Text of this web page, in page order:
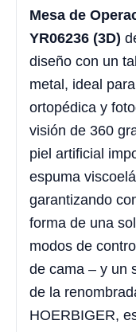
Mesa de
YR06236 (3D)
diseño con un
metal, ideal
ortopédica y
visión de 360
piel artificial
espuma
garantizando
forma de una
modos de
de cama – y un
de la
HOERBIGER,